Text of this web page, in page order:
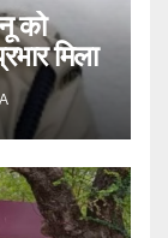
को
मिला